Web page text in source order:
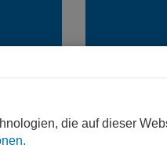
STADT
die auf dieser